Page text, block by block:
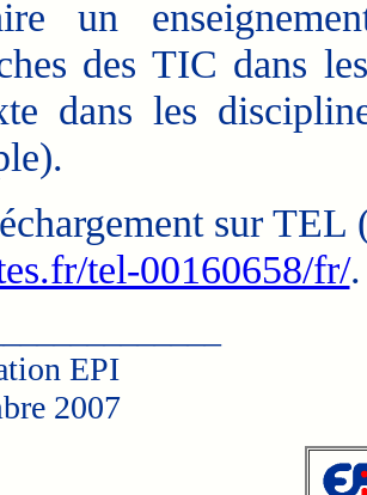
un
des TIC dans
dans les
sur
tel-00160658/fr/.
EPI
2007